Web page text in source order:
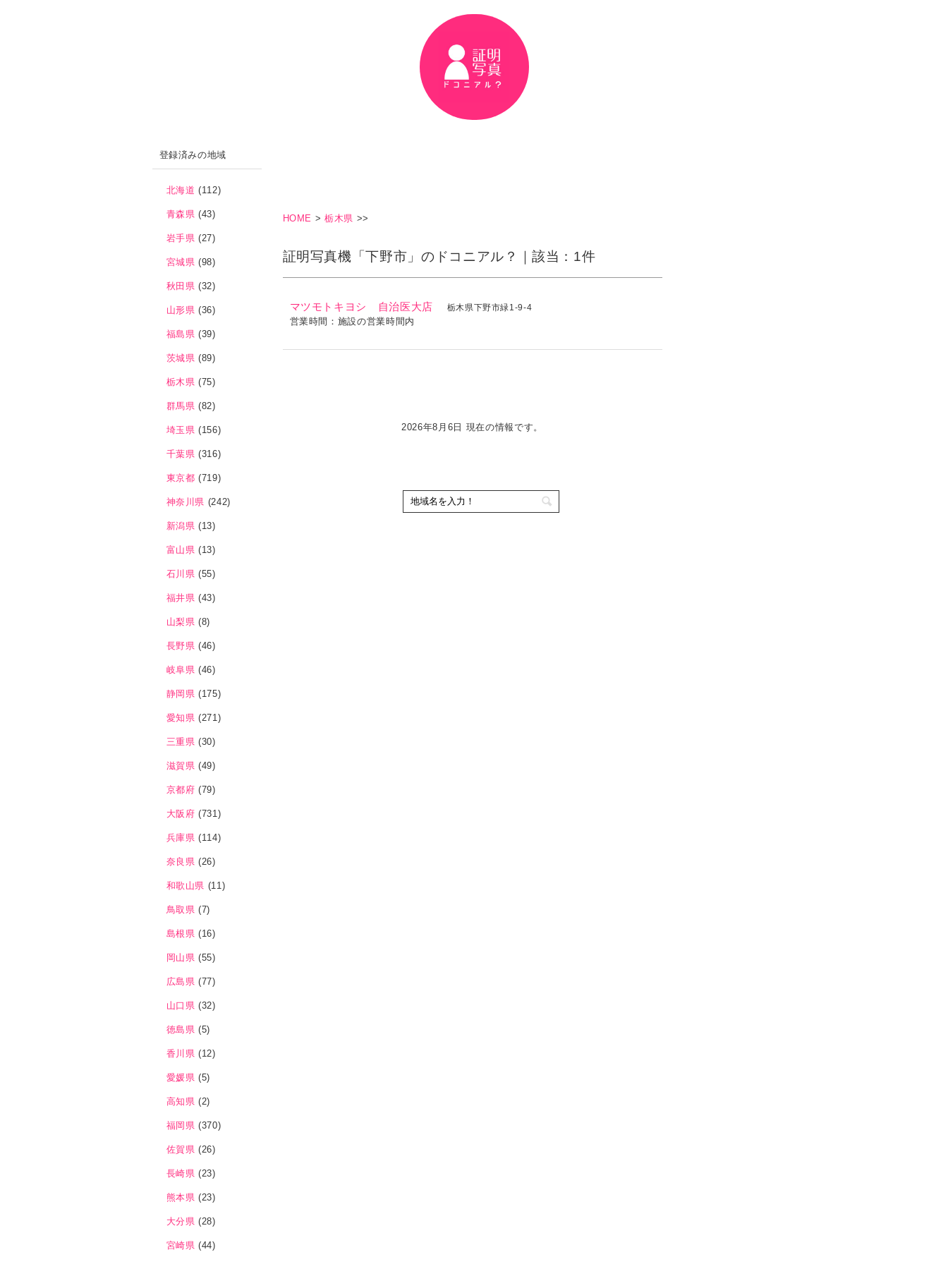
HOME >栃木県 >>
証明写真機「下野市」のドコニアル？｜該当：1件
マツモトキヨシ 自治医大店 栃木県下野市緑1-9-4
営業時間：施設の営業時間内
2026年8月6日 現在の情報です。
登録済みの地域
北海道 (112)
青森県 (43)
岩手県 (27)
宮城県 (98)
秋田県 (32)
山形県 (36)
福島県 (39)
茨城県 (89)
栃木県 (75)
群馬県 (82)
埼玉県 (156)
千葉県 (316)
東京都 (719)
神奈川県 (242)
新潟県 (13)
富山県 (13)
石川県 (55)
福井県 (43)
山梨県 (8)
長野県 (46)
岐阜県 (46)
静岡県 (175)
愛知県 (271)
三重県 (30)
滋賀県 (49)
京都府 (79)
大阪府 (731)
兵庫県 (114)
奈良県 (26)
和歌山県 (11)
鳥取県 (7)
島根県 (16)
岡山県 (55)
広島県 (77)
山口県 (32)
徳島県 (5)
香川県 (12)
愛媛県 (5)
高知県 (2)
福岡県 (370)
佐賀県 (26)
長崎県 (23)
熊本県 (23)
大分県 (28)
宮崎県 (44)